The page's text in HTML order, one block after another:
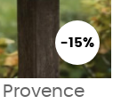
-15%
Provence